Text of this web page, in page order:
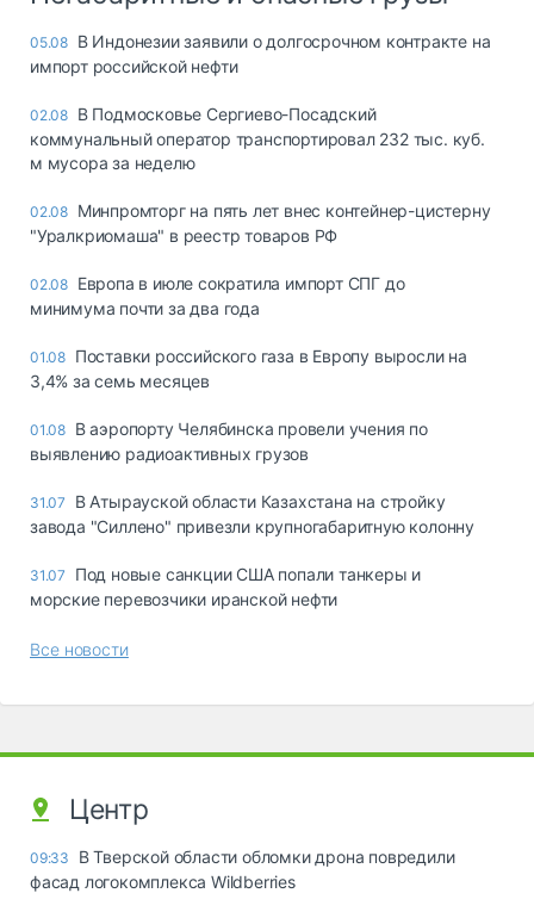
05.08 В Индонезии заявили о долгосрочном контракте на
импорт российской нефти
02.08 В Подмосковье Сергиево-Посадский
коммунальный оператор транспортировал 232 тыс. куб.
м мусора за неделю
02.08 Минпромторг на пять лет внес контейнер-цистерну
"Уралкриомаша" в реестр товаров РФ
02.08 Европа в июле сократила импорт СПГ до
минимума почти за два года
01.08 Поставки российского газа в Европу выросли на
3,4% за семь месяцев
01.08 В аэропорту Челябинска провели учения по
выявлению радиоактивных грузов
31.07
В Атырауской области Казахстана на стройку
завода "Силлено" привезли крупногабаритную колонну
31.07
Под новые санкции США попали танкеры и
морские перевозчики иранской нефти
Все новости
Центр
09:33
В Тверской области обломки дрона повредили
фасад логокомплекса Wildberries